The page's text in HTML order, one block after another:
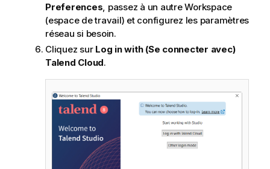
Preferences , passez à un autre Workspace
(espace de travail) et configurez les paramètres
réseau si besoin.
Cliquez sur Log in with (Se connecter avec)
Talend Cloud.